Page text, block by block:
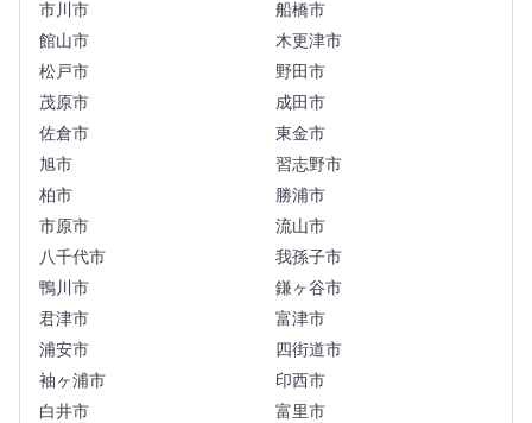
市川市
船橋市
館山市
木更津市
松戸市
野田市
茂原市
成田市
佐倉市
東金市
旭市
習志野市
柏市
勝浦市
市原市
流山市
八千代市
我孫子市
鴨川市
鎌ヶ谷市
君津市
富津市
浦安市
四街道市
袖ヶ浦市
印西市
白井市
富里市